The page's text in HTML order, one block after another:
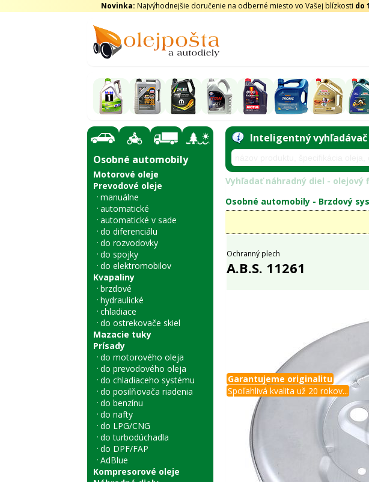
Novinka: Najvýhodnejšie doručenie na odberné miesto vo Vašej blízkosti do
Osobné automobily
Motorové oleje
Prevodové oleje
manuálne
automatické
automatické v sade
do diferenciálu
do rozvodovky
do spojky
do elektromobilov
Kvapaliny
brzdové
hydraulické
chladiace
do ostrekovače skiel
Mazacie tuky
Prísady
do motorového oleja
do prevodového oleja
do chladiaceho systému
do posilňovača riadenia
do benzínu
do nafty
do LPG/CNG
do turbodúchadla
do DPF/FAP
AdBlue
Kompresorové oleje
Inteligentný vyhľadávač
Vyhľadať náhradný diel - olejový
Osobné automobily - Brzdový
Ochranný plech
A.B.S. 11261
Garantujeme originalitu
Spoľahlivá kvalita už 20 rokov...